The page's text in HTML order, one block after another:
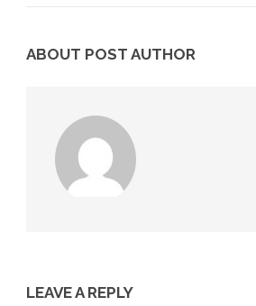
ABOUT POST AUTHOR
LEAVE A REPLY